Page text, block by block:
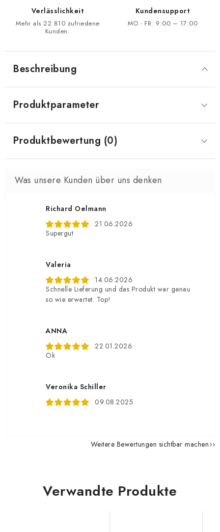
Verlässlichkeit
Mehr als 22 810 zufriedene
Kunden.
Kundensupport
MO - FR: 9:00 – 17:00
Beschreibung
Produktparameter
Produktbewertung (0)
Richard Oelmann
21.06.2026
Supergut
Valeria
14.06.2026
Schnelle Lieferung und das Produkt war genau
so wie erwartet. Top!
ANNA
22.01.2026
Ok
Veronika Schiller
09.08.2025
Weitere Bewertungen sichtbar machen
Verwandte Produkte